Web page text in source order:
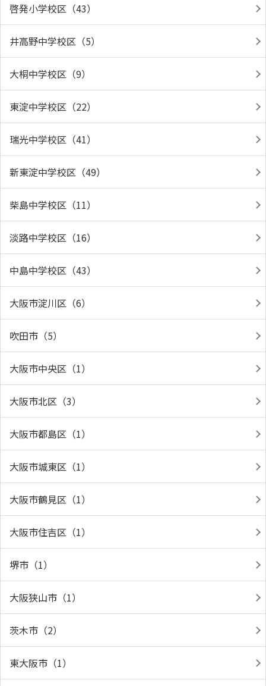
啓発小学校区（43）
井高野中学校区（5）
大桐中学校区（9）
東淀中学校区（22）
瑞光中学校区（41）
新東淀中学校区（49）
柴島中学校区（11）
淡路中学校区（16）
中島中学校区（43）
大阪市淀川区（6）
吹田市（5）
大阪市中央区（1）
大阪市北区（3）
大阪市都島区（1）
大阪市城東区（1）
大阪市鶴見区（1）
大阪市住吉区（1）
堺市（1）
大阪狭山市（1）
茨木市（2）
東大阪市（1）